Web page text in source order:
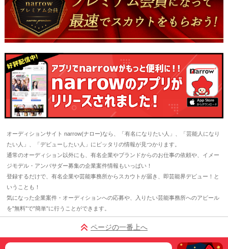
オーディションサイト narrow(ナロー)なら、「有名になりたい人」、「芸能人になり
たい人」、「デビューしたい人」にピッタリの情報が見つかります。
通常のオーディション以外にも、有名企業やブランドからのお仕事の依頼や、イメー
ジモデル・アンバサダー募集の企業案件情報もいっぱい！
登録するだけで、有名企業や芸能事務所からスカウトが届き、即芸能界デビュー！と
いうことも！
気になった企業案件・オーディションへの応募や、入りたい芸能事務所へのアピール
を"無料"で"簡単"に行うことができます。
ページの一番上へ